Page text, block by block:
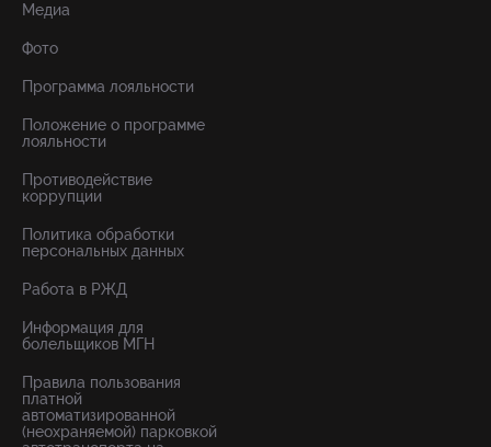
Медиа
Фото
Программа лояльности
Положение о программе
лояльности
Противодействие
коррупции
Политика обработки
персональных данных
Работа в РЖД
Информация для
болельщиков МГН
Правила пользования
платной
автоматизированной
(неохраняемой) парковкой